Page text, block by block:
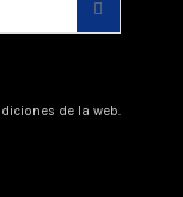
de la web.